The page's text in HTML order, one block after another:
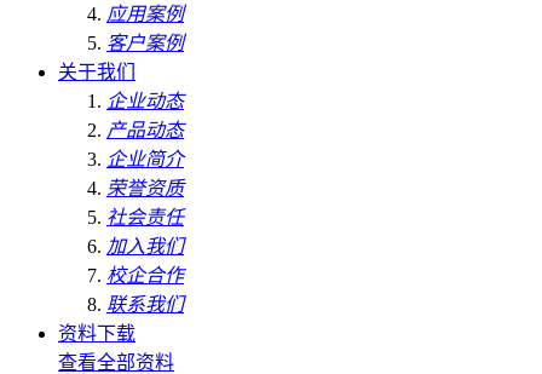
应用案例
客户案例
关于我们
企业动态
产品动态
企业简介
荣誉资质
社会责任
加入我们
校企合作
联系我们
资料下载
查看全部资料